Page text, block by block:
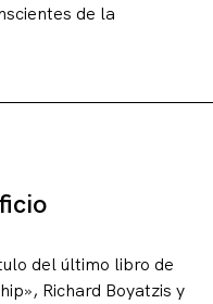
de la
del último libro de
Richard Boyatzis y